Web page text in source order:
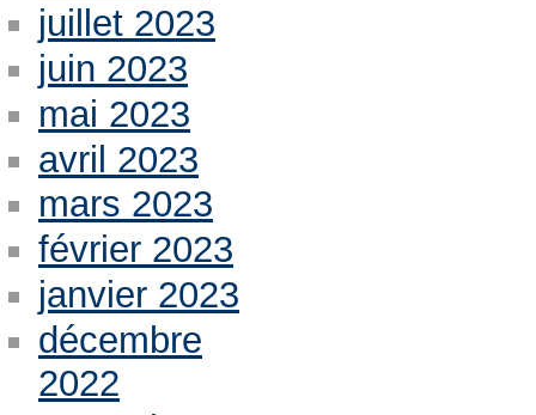
juillet 2023
juin 2023
mai 2023
avril 2023
mars 2023
février 2023
janvier 2023
décembre
2022